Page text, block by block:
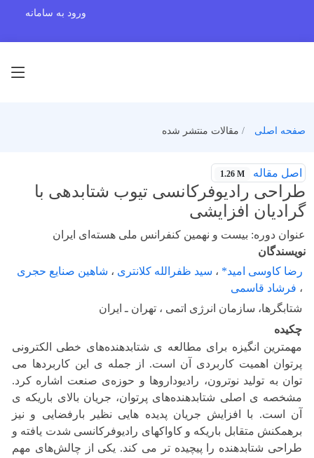
ورود به سامانه
صفحه اصلی مقالات منتشر شده
اصل مقاله 1.26 M
طراحی رادیوفرکانسی تیوب شتابدهی با
گرادیان افزایشی
عنوان دوره: بیست و نهمین کنفرانس ملی هسته‌ای ایران
نویسندگان
رضا کاوسی امید* ، سید ظفرالله کلانتری ، شاهین صنایع حجری
، فرشاد قاسمی
شتابگرها، سازمان انرژی اتمی ، تهران ـ ایران
چکیده
مهمترین انگیزه برای مطالعه ی شتابدهنده‌های خطی الکترونی
پرتوان اهمیت کاربردی آن است. از جمله ی این کاربردها می
توان به تولید نوترون، رادیوداروها و حوزه‌ی صنعت اشاره کرد.
مشخصه ی اصلی شتابدهنده‌های پرتوان، جریان بالای باریکه ی
آن است. با افزایش جریان پدیده هایی نظیر بارفضایی و نیز
برهمکنش متقابل باریکه و کاواکهای رادیوفرکانسی شدت یافته و
طراحی شتابدهنده را پیچیده تر می کند. یکی از چالش‌های مهم